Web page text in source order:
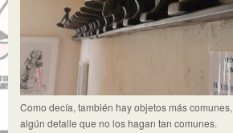
Como decía, también hay objetos más
algún detalle que no los hagan tan comunes.